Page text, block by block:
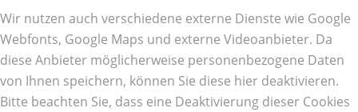
Wir nutzen auch verschiedene externe Dienste wie Google
Webfonts, Google Maps und externe Videoanbieter. Da
diese Anbieter möglicherweise personenbezogene Daten
von Ihnen speichern, können Sie diese hier deaktivieren.
Bitte beachten Sie, dass eine Deaktivierung dieser Cookies